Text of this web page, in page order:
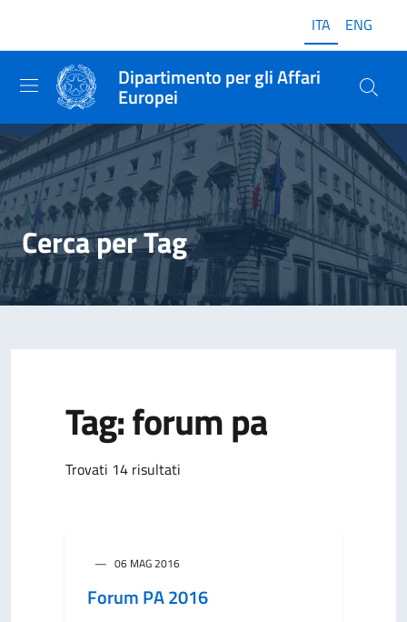
ITA ENG
Dipartimento per gli Affari
Europei
Cerca per Tag
Tag: forum pa
Trovati 14 risultati
06 MAG 2016
Forum PA 2016